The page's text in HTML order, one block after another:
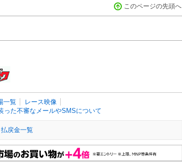
このページの先頭へ
一覧
レース映像
った不審なメールやSMSについて
払戻金一覧